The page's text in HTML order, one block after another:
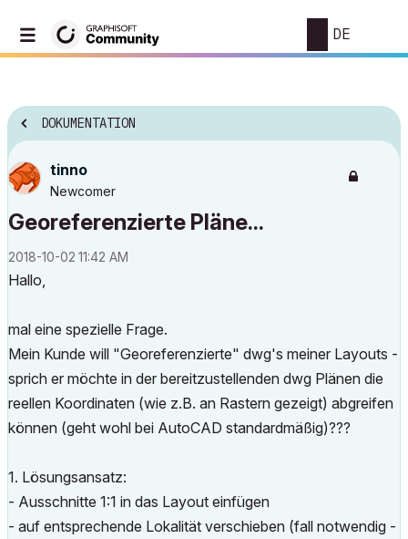
DE
DOKUMENTATION
tinno
Newcomer
Georeferenzierte Pläne...
‎2018-10-02 11:42 AM
Hallo,
mal eine spezielle Frage.
Mein Kunde will "Georeferenzierte" dwg's meiner Layouts -
sprich er möchte in der bereitzustellenden dwg Plänen die
reellen Koordinaten (wie z.B. an Rastern gezeigt) abgreifen
können (geht wohl bei AutoCAD standardmäßig)???
1. Lösungsansatz:
- Ausschnitte 1:1 in das Layout einfügen
- auf entsprechende Lokalität verschieben (fall notwendig -